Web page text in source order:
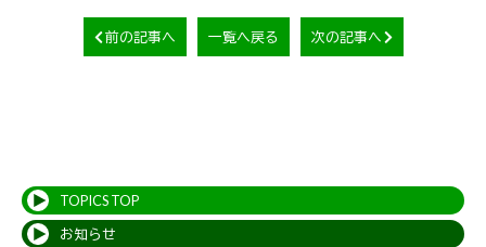
前の記事へ 一覧へ戻る 次の記事へ
TOPICS TOP
お知らせ